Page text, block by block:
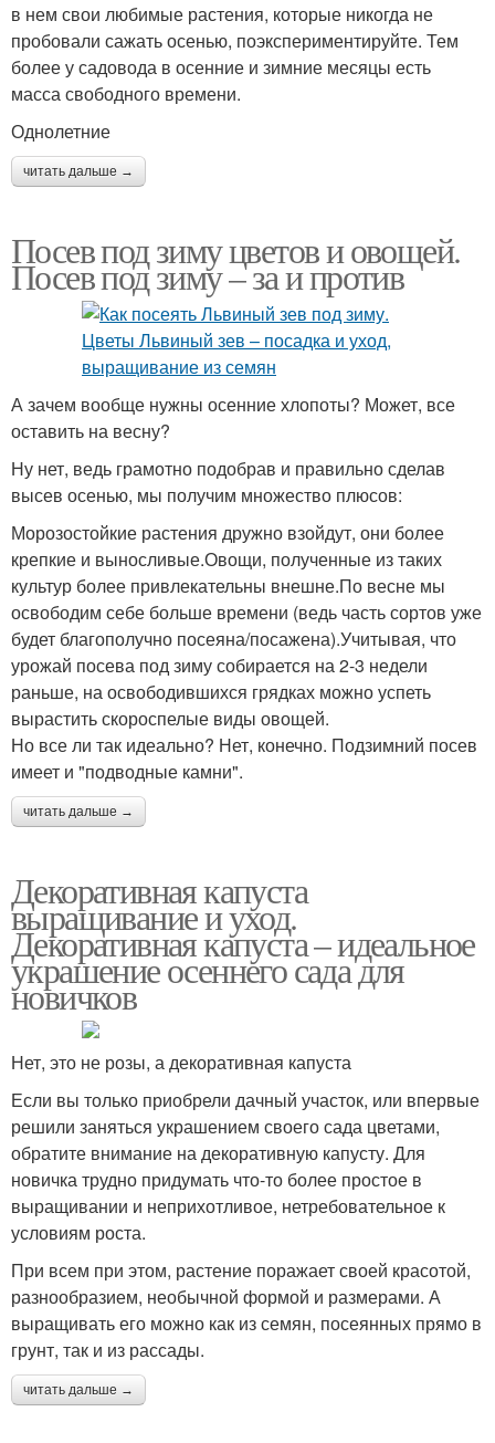
в нем свои любимые растения, которые никогда не
пробовали сажать осенью, поэкспериментируйте. Тем
более у садовода в осенние и зимние месяцы есть
масса свободного времени.
Однолетние
читать дальше →
Посев под зиму цветов и овощей.
Посев под зиму – за и против
А зачем вообще нужны осенние хлопоты? Может, все
оставить на весну?
Ну нет, ведь грамотно подобрав и правильно сделав
высев осенью, мы получим множество плюсов:
Морозостойкие растения дружно взойдут, они более
крепкие и выносливые.Овощи, полученные из таких
культур более привлекательны внешне.По весне мы
освободим себе больше времени (ведь часть сортов уже
будет благополучно посеяна/посажена).Учитывая, что
урожай посева под зиму собирается на 2-3 недели
раньше, на освободившихся грядках можно успеть
вырастить скороспелые виды овощей.
Но все ли так идеально? Нет, конечно. Подзимний посев
имеет и "подводные камни".
читать дальше →
Декоративная капуста
выращивание и уход.
Декоративная капуста – идеальное
украшение осеннего сада для
новичков
Нет, это не розы, а декоративная капуста
Если вы только приобрели дачный участок, или впервые
решили заняться украшением своего сада цветами,
обратите внимание на декоративную капусту. Для
новичка трудно придумать что-то более простое в
выращивании и неприхотливое, нетребовательное к
условиям роста.
При всем при этом, растение поражает своей красотой,
разнообразием, необычной формой и размерами. А
выращивать его можно как из семян, посеянных прямо в
грунт, так и из рассады.
читать дальше →